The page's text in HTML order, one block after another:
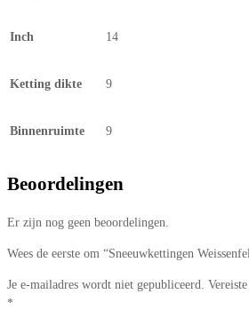
Inch 14
Ketting dikte 9
Binnenruimte 9
Beoordelingen
Er zijn nog geen beoordelingen.
Wees de eerste om “Sneeuwkettingen
Je e-mailadres wordt niet gepubliceerd.
*